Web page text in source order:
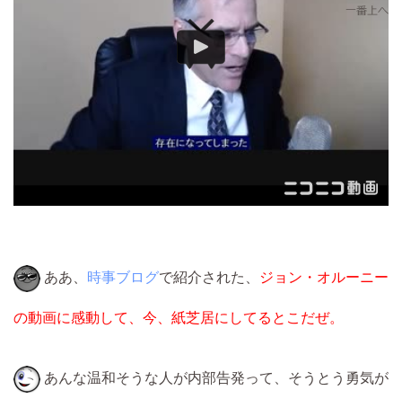
ああ、 時事ブログで紹介された、 ジョン・オルーニー
の動画に感動して、今、紙芝居にしてるとこだぜ。
あんな温和そうな人が内部告発って、そうとう勇気が